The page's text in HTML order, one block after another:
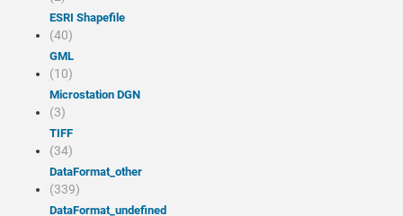
ESRI Shapefile
(40)
GML
(10)
Microstation DGN
(3)
TIFF
(34)
dataFormat_other
(339)
dataFormat_undefined